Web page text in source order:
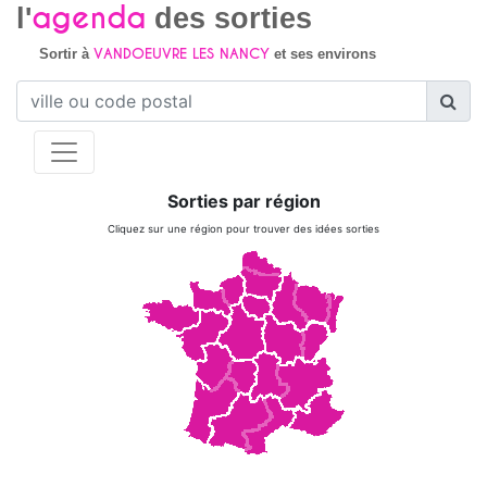
l'agenda des sorties
Sortir à VANDOEUVRE LES NANCYet ses environs
Sorties par région
Cliquez sur une région pour trouver des idées sorties